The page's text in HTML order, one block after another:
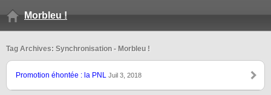
Morbleu !
Tag Archives: Synchronisation - Morbleu !
Promotion éhontée : la PNL Juil 3, 2018